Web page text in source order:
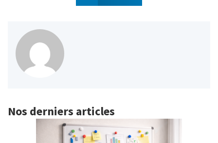
Nos derniers articles